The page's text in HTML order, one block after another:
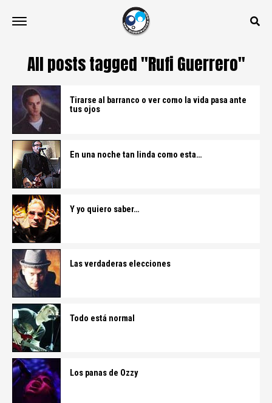
All posts tagged "Rufi Guerrero"
Tirarse al barranco o ver como la vida pasa ante
tus ojos
En una noche tan linda como esta…
Y yo quiero saber…
Las verdaderas elecciones
Todo está normal
Los panas de Ozzy